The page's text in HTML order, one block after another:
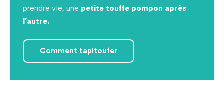
prendre vie, une petite touffe pompon après
l’autre.
Comment tapitoufer